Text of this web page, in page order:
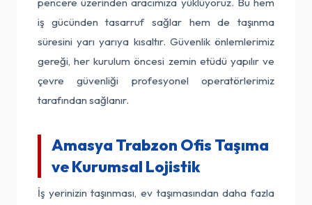
iş gücünden tasarruf sağlar hem de taşınma
süresini yarı yarıya kısaltır. Güvenlik önlemlerimiz
gereği, her kurulum öncesi zemin etüdü yapılır ve
çevre güvenliği profesyonel operatörlerimiz
tarafından sağlanır.
Amasya Trabzon Ofis Taşıma
ve Kurumsal Lojistik
İş yerinizin taşınması, ev taşımasından daha fazla